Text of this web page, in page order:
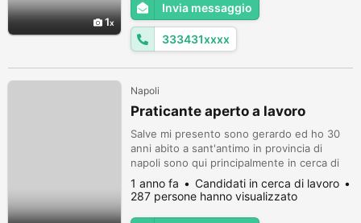
1
Invia messaggio
333431xxxx
Napoli
Praticante aperto a lavoro
Salve mi presento sono gerardo ed ho 30
anni abito a sant'antimo in provincia di
napoli sono qui principalmente in cerca di
lavoro sono una persona molto seria e
tranquilla....vorrei trovare un lavoro e
sistemarmi parlando schiettamente
1 anno fa
Candidati in cerca di lavoro
287 persone hanno visualizzato